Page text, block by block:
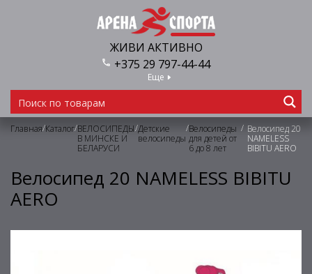
ЖИВИ АКТИВНО
+375 29 797-44-44
Еще
Главная/Каталог/ВЕЛОСИПЕДЫ
В МИНСКЕ И
БЕЛАРУСИ
/Детские
велосипеды
/Велосипеды
для детей от
6 до 8 лет
/ Велосипед 20
NAMELESS
BIBITU AERO
Велосипед 20 NAMELESS BIBITU
AERO